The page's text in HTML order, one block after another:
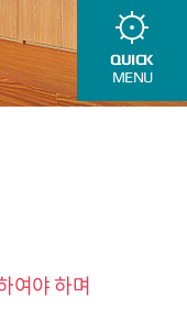
QUICK
MENU
여야 하며